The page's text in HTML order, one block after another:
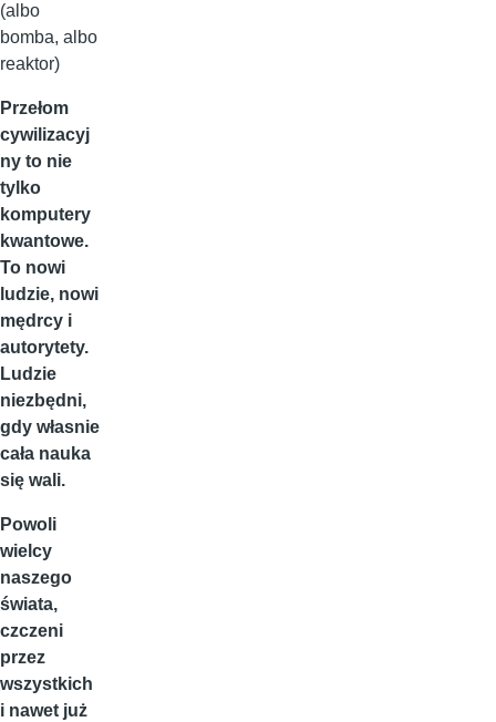
(albo
bomba, albo
reaktor)
Przełom
cywilizacyj
ny to nie
tylko
komputery
kwantowe.
To nowi
ludzie, nowi
mędrcy i
autorytety.
Ludzie
niezbędni,
gdy własnie
cała nauka
się wali.
Powoli
wielcy
naszego
świata,
czczeni
przez
wszystkich
i nawet już